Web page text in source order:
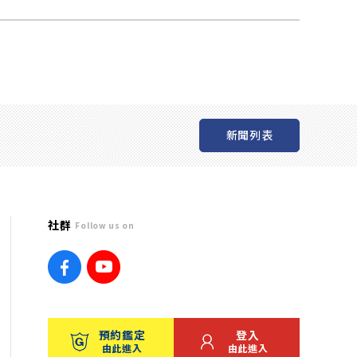
新聞列表
社群 Follow us on
預約鑑定
由此進入
登入
由此進入